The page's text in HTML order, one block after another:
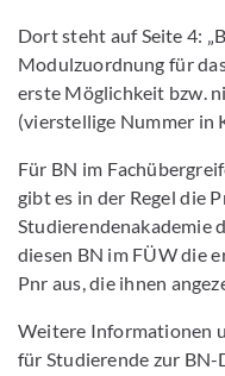
Dort steht auf Seite 4:
Modulzuordnung für
erste Möglichkeit bzw.
(vierstellige Nummer in
Für BN im
gibt es in der Regel die
Studierendenakademie
diesen BN im FÜW die
Pnr aus, die ihnen
Weitere Informationen
für Studierende zur BN-